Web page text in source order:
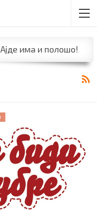
има и полошо!